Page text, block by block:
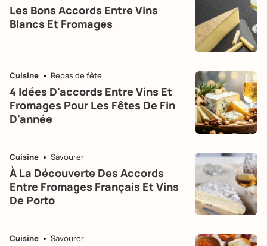
Les Bons Accords Entre Vins
Blancs Et Fromages
Cuisine Repas de fête
4 Idées D'accords Entre Vins Et
Fromages Pour Les Fêtes De Fin
D'année
Cuisine Savourer
À La Découverte Des Accords
Entre Fromages Français Et Vins
De Porto
Cuisine Savourer